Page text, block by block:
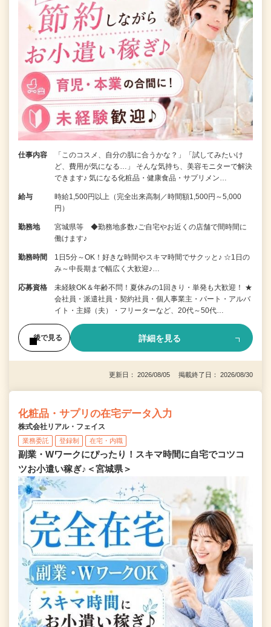
仕事内容
「このコスメ、自分の肌に合うかな？」「試してみたいけ
ど、費用が気になる…」 そんな気持ち、美容モニターで解決
できます♪ 気になる化粧品・健康食品・サプリメン…
給与
時給1,500円以上（完全出来高制／時間額1,500円～5,000
円）
勤務地
宮城県等 ◆勤務地多数♪ご自宅やお近くの店舗で間時間に
働けます♪
勤務時間
1日5分～OK！好きな時間やスキマ時間でサクッと♪ ☆1日の
み～中長期まで幅広く大歓迎♪…
応募資格
未経験OK＆年齢不問！夏休みの1回きり・単発も大歓迎！ ★
会社員・派遣社員・契約社員・個人事業主・パート・アルバ
イト・主婦（夫）・フリーターなど、20代～50代…
後で見る 詳細を見る
更新日： 2026/08/05 掲載終了日： 2026/08/30
化粧品・サプリの在宅データ入力
株式会社リアル・フェイス
業務委託 登録制 在宅・内職
副業・Wワークにぴったり！スキマ時間に自宅でコツコ
ツお小遣い稼ぎ♪＜宮城県＞